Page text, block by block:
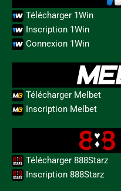
Télécharger 1Win
Inscription 1Win
Connexion 1Win
Télécharger Melbet
Inscription Melbet
Télécharger 888Starz
Inscription 888Starz